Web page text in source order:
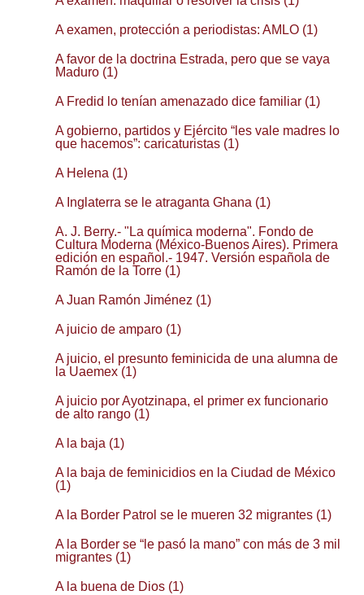
A examen, protección a periodistas: AMLO (1)
A favor de la doctrina Estrada, pero que se vaya
Maduro (1)
A Fredid lo tenían amenazado dice familiar (1)
A gobierno, partidos y Ejército “les vale madres lo
que hacemos”: caricaturistas (1)
A Helena (1)
A Inglaterra se le atraganta Ghana (1)
A. J. Berry.- "La química moderna". Fondo de
Cultura Moderna (México-Buenos Aires). Primera
edición en español.- 1947. Versión española de
Ramón de la Torre (1)
A Juan Ramón Jiménez (1)
A juicio de amparo (1)
A juicio, el presunto feminicida de una alumna de
la Uaemex (1)
A juicio por Ayotzinapa, el primer ex funcionario
de alto rango (1)
A la baja (1)
A la baja de feminicidios en la Ciudad de México
(1)
A la Border Patrol se le mueren 32 migrantes (1)
A la Border se “le pasó la mano” con más de 3 mil
migrantes (1)
A la buena de Dios (1)